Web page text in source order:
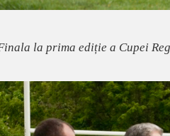
la prima ediție a Cupei